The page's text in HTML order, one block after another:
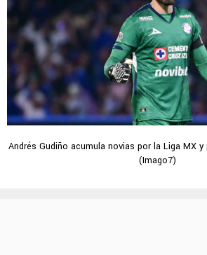
Andrés Gudiño acumula novias por la Liga MX
(Imago7)